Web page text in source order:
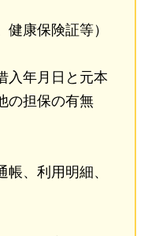
健康保険証等）
入年月日と元本
の担保の有無
帳、利用明細、